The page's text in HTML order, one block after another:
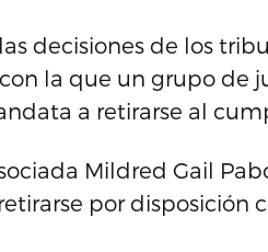
decisiones de los
la que un grupo de
a retirarse al
Mildred Gail
por disposición